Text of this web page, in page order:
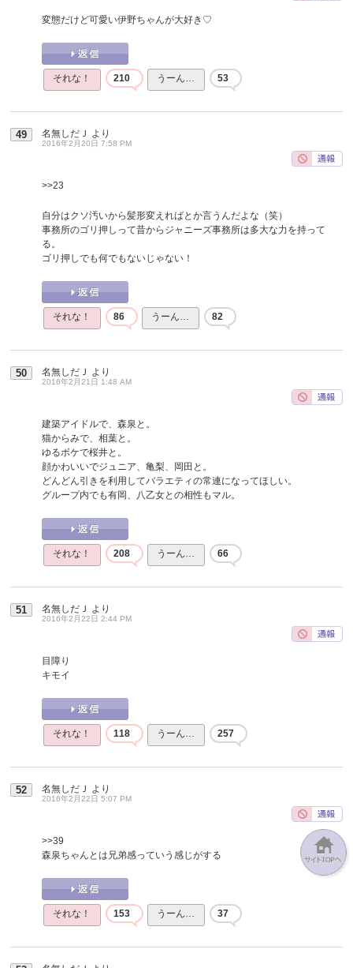
変態だけど可愛い伊野ちゃんが大好き♡
それな！ 210 うーん… 53
49 名無しだＪ より
2016年2月20日 7:58 PM
>>23
自分はクソ汚いから髪形変えればとか言うんだよな（笑）
事務所のゴリ押しって昔からジャニーズ事務所は多大な力を持って
る。
ゴリ押しでも何でもないじゃない！
それな！ 86 うーん… 82
50 名無しだＪ より
2016年2月21日 1:48 AM
建築アイドルで、森泉と。
猫からみで、相葉と。
ゆるボケで桜井と。
顔かわいいでジュニア、亀梨、岡田と。
どんどん引きを利用してバラエティの常連になってほしい。
グループ内でも有岡、八乙女との相性もマル。
それな！ 208 うーん… 66
51 名無しだＪ より
2016年2月22日 2:44 PM
目障り
キモイ
それな！ 118 うーん… 257
52 名無しだＪ より
2016年2月22日 5:07 PM
>>39
森泉ちゃんとは兄弟感っていう感じがする
それな！ 153 うーん… 37